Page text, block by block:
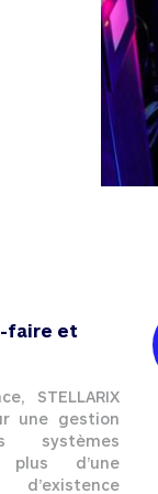
faire et
STELLARIX
une gestion
systèmes
plus d’une
d’existence